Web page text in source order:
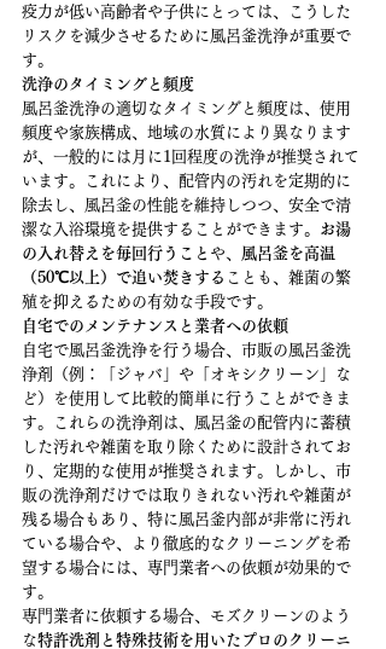
疫力が低い高齢者や子供にとっては、こうした
リスクを減少させるために風呂釜洗浄が重要で
す。
洗浄のタイミングと頻度
風呂釜洗浄の適切なタイミングと頻度は、使用
頻度や家族構成、地域の水質により異なります
が、一般的には月に1回程度の洗浄が推奨されて
います。これにより、配管内の汚れを定期的に
除去し、風呂釜の性能を維持しつつ、安全で清
潔な入浴環境を提供することができます。 お湯
の入れ替えを毎回行うこと や、 風呂釜を高温
（50℃以上）で追い焚きする ことも、雑菌の繁
殖を抑えるための有効な手段です。
自宅でのメンテナンスと業者への依頼
自宅で風呂釜洗浄を行う場合、市販の風呂釜洗
浄剤（例：「ジャバ」や「オキシクリーン」な
ど）を使用して比較的簡単に行うことができま
す。これらの洗浄剤は、風呂釜の配管内に蓄積
した汚れや雑菌を取り除くために設計されてお
り、定期的な使用が推奨されます。しかし、市
販の洗浄剤だけでは取りきれない汚れや雑菌が
残る場合もあり、特に風呂釜内部が非常に汚れ
ている場合や、より徹底的なクリーニングを希
望する場合には、専門業者への依頼が効果的で
す。
専門業者に依頼する場合、モズクリーンのよう
な特許洗剤と特殊技術を用いたプロのクリーニ